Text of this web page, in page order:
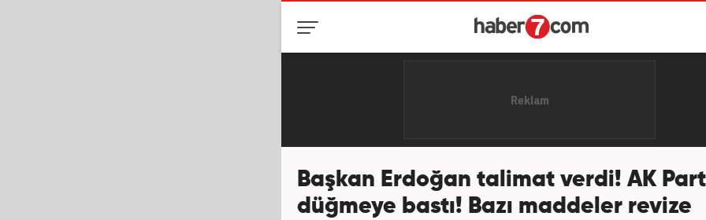
Başkan Erdoğan talimat verdi! AK
düğmeye bastı! Bazı maddeler revize